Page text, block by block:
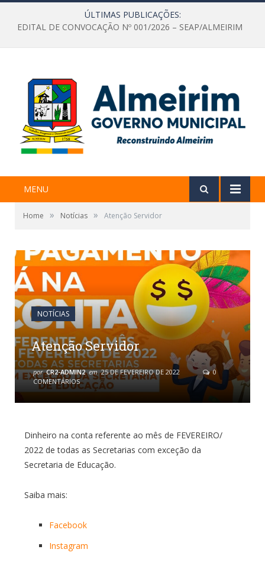
ÚLTIMAS PUBLICAÇÕES:
EDITAL DE CONVOCAÇÃO Nº 001/2026 – SEAP/ALMEIRIM
MENU
Home » Notícias » Atenção Servidor
NOTÍCIAS
Atenção Servidor
por CR2-ADMIN2 em 25 DE FEVEREIRO DE 2022
0
COMENTÁRIOS
Dinheiro na conta referente ao mês de FEVEREIRO/
2022 de todas as Secretarias com exceção da
Secretaria de Educação.
Saiba mais:
Facebook
Instagram